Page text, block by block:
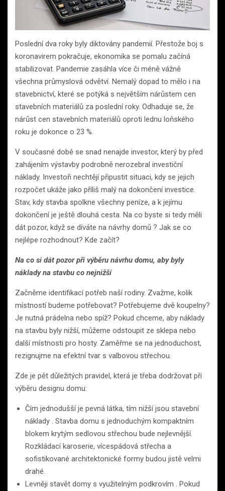
Poslední dva roky byly diktovány pandemií. Přestože boj s
koronavirem pokračuje, ekonomika se pomalu začíná
stabilizovat. Pandemie zasáhla více či méně vážně
všechna průmyslová odvětví. Nemalý dopad to mělo i na
stavebnictví, které se potýká s největším nárůstem cen
stavebních materiálů za poslední roky. Odhaduje se, že
nárůst cen stavebních materiálů oproti lednu loňského
roku je dokonce o 23 %.
V současné době se snad nenajde investor, který by před
zahájením výstavby podrobně nerozebral investiční
náklady. Investoři nechtějí připustit situaci, kdy se jejich
rozpočet ukáže jako příliš malý na dokončení investice.
Stav, kdy stavba spolkne všechny peníze, a k jejímu
dokončení je ještě dlouhá cesta. Na co byste si tedy měli
dát pozor, když se díváte na návrhy domů ? Jak se co
nejlépe rozhodnout? Kde začít?
Na co si dát pozor při výběru návrhu domu, aby byly
náklady na stavbu co nejnižší
Začněme identifikací potřeb naší rodiny. Zvažme, kolik
místností budeme potřebovat? Potřebujeme dvě koupelny?
Je nutná prádelna nebo spíž? Pokud chceme, aby náklady
na stavbu byly nižší, můžeme odstoupit ze sklepa nebo
další místnosti pro hosty. Zaměřme se na jednoduchost,
rezignujme na efektní tvar s valbovou střechou.
Zde je pět důležitých pravidel, která je třeba dodržovat při
výběru designu domu:
Čím jednodušší je pevná látka, tím nižší jsou stavební
náklady . Stavba domu s jednoduchým kompaktním
blokem krytým sedlovou střechou bude nejlevnější.
Rozkládací karoserie, vícespádová střecha a
sofistikované architektonické formy budou jistě velmi
drahé.
Levněji stavět domy s využitelným podkrovím . Pokud